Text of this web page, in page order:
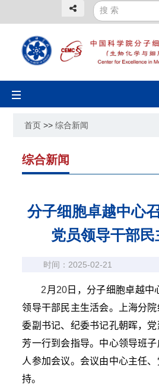
Toggle
navigation
首页 >>综合新闻
综合新闻
分子细胞卓越中心
党员领导干部
时间：2025-02-21
2 月 20 日，分子细胞卓越中
领导干部民主生活会。上海分
委副书记、纪委书记孔朝晖，
芳一行到会指导。中心领导班
人参加会议。会议由中心主任
持。